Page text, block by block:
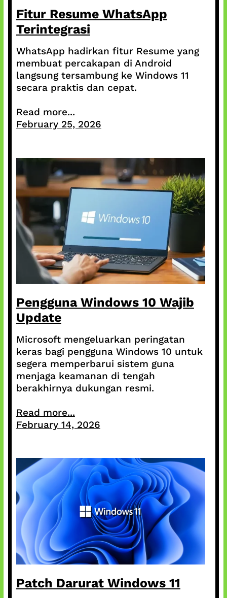
Fitur Resume WhatsApp
Terintegrasi
WhatsApp hadirkan fitur Resume yang
membuat percakapan di Android
langsung tersambung ke Windows 11
secara praktis dan cepat.
Read more...
February 25, 2026
Pengguna Windows 10 Wajib
Update
Microsoft mengeluarkan peringatan
keras bagi pengguna Windows 10 untuk
segera memperbarui sistem guna
menjaga keamanan di tengah
berakhirnya dukungan resmi.
Read more...
February 14, 2026
Patch Darurat Windows 11